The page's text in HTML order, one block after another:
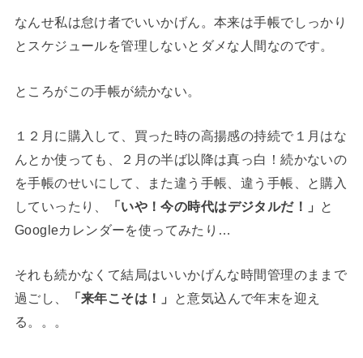
なんせ私は怠け者でいいかげん。本来は手帳でしっかり
とスケジュールを管理しないとダメな人間なのです。
ところがこの手帳が続かない。
１２月に購入して、買った時の高揚感の持続で１月はな
んとか使っても、２月の半ば以降は真っ白！続かないの
を手帳のせいにして、また違う手帳、違う手帳、と購入
していったり、
「いや！今の時代はデジタルだ！」 と
Googleカレンダーを使ってみたり…
それも続かなくて結局はいいかげんな時間管理のままで
過ごし、
「来年こそは！」
と意気込んで年末を迎え
る。。。